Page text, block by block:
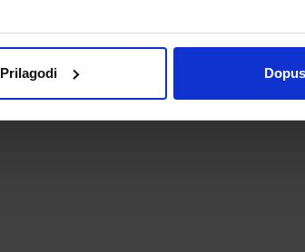
Prilagodi